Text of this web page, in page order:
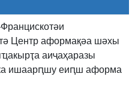
Центр аформақәа шәхы
аиҷаҳаразы
ишаарԥшу еиԥш аформа